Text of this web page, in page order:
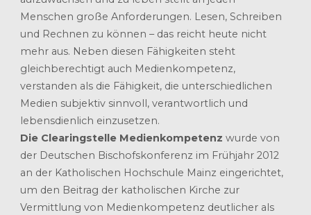
Menschen große Anforderungen. Lesen, Schreiben
und Rechnen zu können – das reicht heute nicht
mehr aus. Neben diesen Fähigkeiten steht
gleichberechtigt auch Medienkompetenz,
verstanden als die Fähigkeit, die unterschiedlichen
Medien subjektiv sinnvoll, verantwortlich und
lebensdienlich einzusetzen.
Die Clearingstelle Medienkompetenz wurde von
der Deutschen Bischofskonferenz im Frühjahr 2012
an der Katholischen Hochschule Mainz eingerichtet,
um den Beitrag der katholischen Kirche zur
Vermittlung von Medienkompetenz deutlicher als